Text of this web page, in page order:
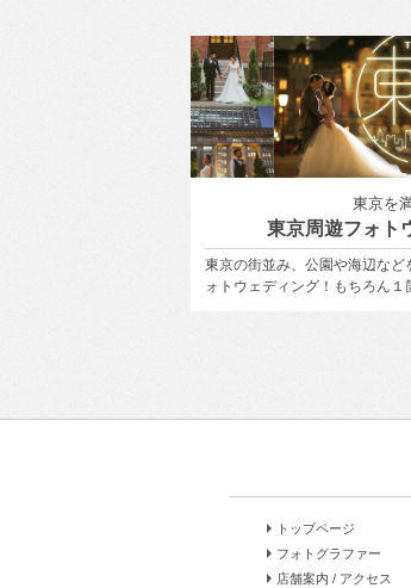
東京を
東京周遊フォト
東京の街並み、公園や海辺など
ォトウェディング！もちろん１
トップページ
フォトグラファー
店舗案内 / アクセス